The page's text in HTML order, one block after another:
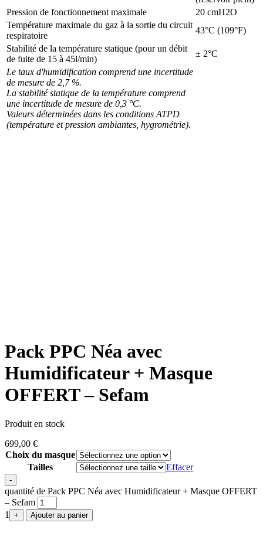
Pression de fonctionnement maximale
20 cmH2O
Température maximale du gaz à la sortie du circuit
respiratoire
43°C (109°F)
Stabilité de la température statique (pour un débit
de fuite de 15 à 45l/min)
± 2°C
Le taux d'humidification comprend une incertitude
de mesure de 2,7 %.
La stabilité statique de la température comprend
une incertitude de mesure de 0,3 °C.
Valeurs déterminées dans les conditions ATPD
(température et pression ambiantes, hygrométrie).
Pack PPC Néa avec
Humidificateur + Masque
OFFERT – Sefam
Produit en stock
699,00 €
Choix du masque
Tailles
Effacer
-
quantité de Pack PPC Néa avec Humidificateur + Masque OFFERT
– Sefam
1
+ Ajouter au panier